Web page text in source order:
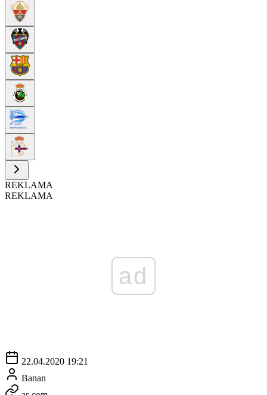
REKLAMA
REKLAMA
ad
22.04.2020 19:21
Banan